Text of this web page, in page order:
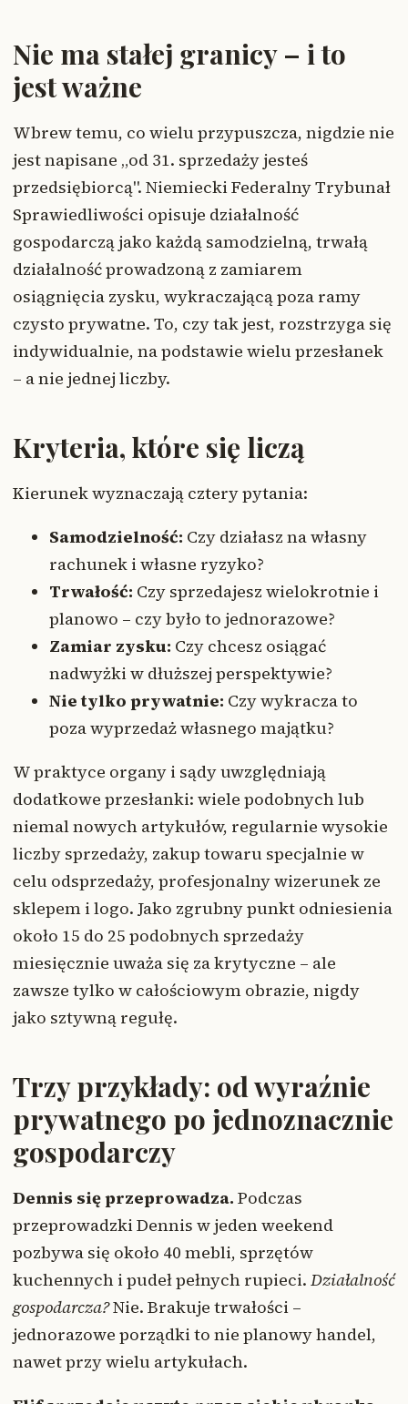
Nie ma stałej granicy – i to
jest ważne
Wbrew temu, co wielu przypuszcza, nigdzie nie
jest napisane „od 31. sprzedaży jesteś
przedsiębiorcą". Niemiecki Federalny Trybunał
Sprawiedliwości opisuje działalność
gospodarczą jako każdą samodzielną, trwałą
działalność prowadzoną z zamiarem
osiągnięcia zysku, wykraczającą poza ramy
czysto prywatne. To, czy tak jest, rozstrzyga się
indywidualnie, na podstawie wielu przesłanek
– a nie jednej liczby.
Kryteria, które się liczą
Kierunek wyznaczają cztery pytania:
Samodzielność: Czy działasz na własny
rachunek i własne ryzyko?
Trwałość: Czy sprzedajesz wielokrotnie i
planowo – czy było to jednorazowe?
Zamiar zysku: Czy chcesz osiągać
nadwyżki w dłuższej perspektywie?
Nie tylko prywatnie: Czy wykracza to
poza wyprzedaż własnego majątku?
W praktyce organy i sądy uwzględniają
dodatkowe przesłanki: wiele podobnych lub
niemal nowych artykułów, regularnie wysokie
liczby sprzedaży, zakup towaru specjalnie w
celu odsprzedaży, profesjonalny wizerunek ze
sklepem i logo. Jako zgrubny punkt odniesienia
około 15 do 25 podobnych sprzedaży
miesięcznie uważa się za krytyczne – ale
zawsze tylko w całościowym obrazie, nigdy
jako sztywną regułę.
Trzy przykłady: od wyraźnie
prywatnego po jednoznacznie
gospodarczy
Dennis się przeprowadza. Podczas
przeprowadzki Dennis w jeden weekend
pozbywa się około 40 mebli, sprzętów
kuchennych i pudeł pełnych rupieci. Działalność
gospodarcza?Nie. Brakuje trwałości –
jednorazowe porządki to nie planowy handel,
nawet przy wielu artykułach.